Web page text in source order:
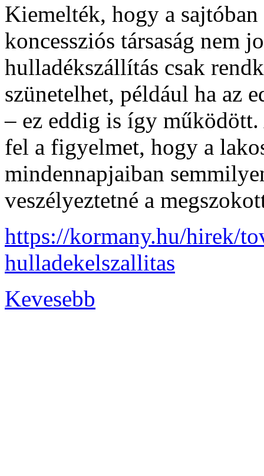
Kiemelték, hogy a
koncessziós társaság nem
hulladékszállítás csak
szünetelhet, például ha az
– ez eddig is így
fel a figyelmet, hogy a
mindennapjaiban
veszélyeztetné a
https://kormany.hu/hirek/
hulladekelszallitas
Kevesebb